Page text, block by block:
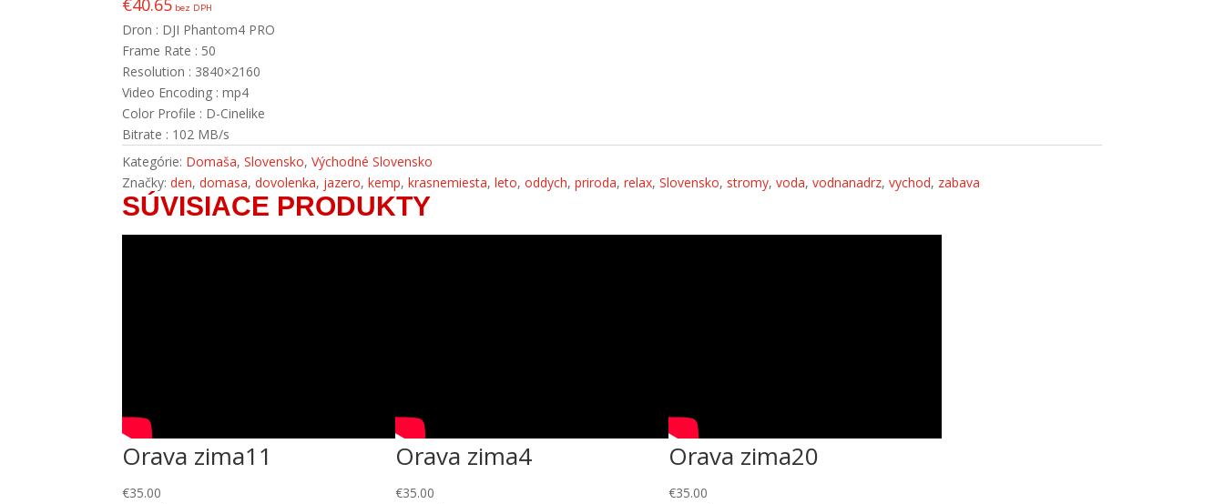
€40.65 bez DPH
Dron : DJI Phantom4 PRO
Frame Rate : 50
Resolution : 3840×2160
Video Encoding : mp4
Color Profile : D-Cinelike
Bitrate : 102 MB/s
Kategórie: Domaša,Slovensko,Východné Slovensko
Značky:den,domasa,dovolenka, jazero,kemp,krasnemiesta,leto,oddych,priroda,relax,Slovensko, stromy,voda,vodnanadrz,vychod, zabava
SÚVISIACE PRODUKTY
Orava zima11
€35.00
Orava zima4
€35.00
Orava zima20
€35.00